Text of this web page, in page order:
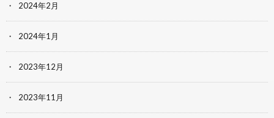
2024年2月
2024年1月
2023年12月
2023年11月